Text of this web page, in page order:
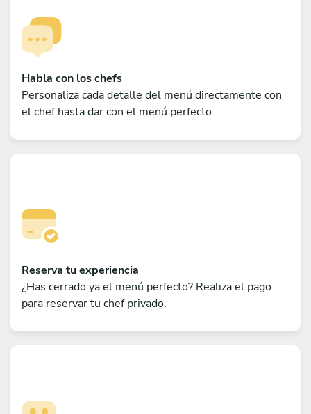
Habla con los chefs
Personaliza cada detalle del menú directamente con
el chef hasta dar con el menú perfecto.
Reserva tu experiencia
¿Has cerrado ya el menú perfecto? Realiza el pago
para reservar tu chef privado.